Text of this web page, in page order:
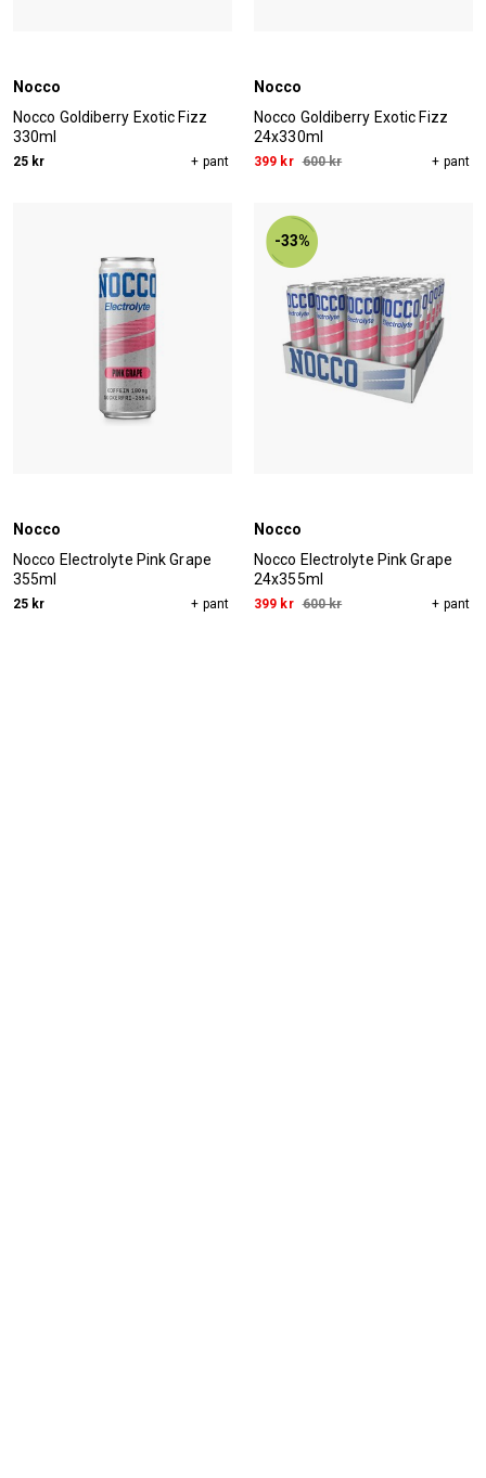
Nocco
Nocco Goldiberry Exotic Fizz
330ml
25 kr + pant
Nocco
Nocco Goldiberry Exotic Fizz
24x330ml
399 kr 600 kr + pant
Nocco
Nocco Electrolyte Pink Grape
355ml
25 kr + pant
-33%
Nocco
Nocco Electrolyte Pink Grape
24x355ml
399 kr 600 kr + pant